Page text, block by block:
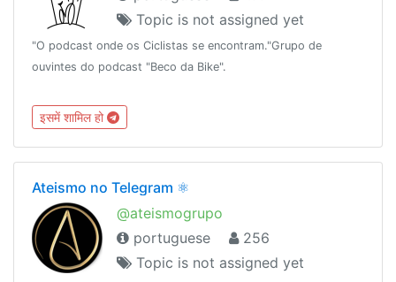
Topic is not assigned yet
"O podcast onde os Ciclistas se encontram."Grupo de
ouvintes do podcast "Beco da Bike".
इसमें शामिल हो
Ateismo no Telegram ⚛️
@ateismogrupo
portuguese
256
Topic is not assigned yet